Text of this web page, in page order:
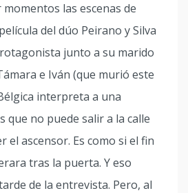
las escenas de
del dúo Peirano y Silva
junto a su marido
e Iván (que murió este
interpreta a una
que no puede salir a la calle
el ascensor. Es como si el fin
tras la puerta. Y eso
de la entrevista. Pero, al